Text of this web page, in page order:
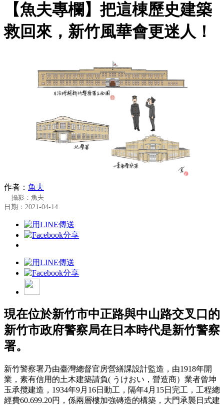
【魚夫專欄】把這棟歷史建築
救回來，新竹風華會更迷人！
作者： 魚夫
攝影：魚夫
日期：2021-04-14
現在位於新竹市中正路與中山路交叉口的
新竹市政府警察局在日本時代是新竹警察
署。
新竹警察署乃由臺灣總督官房營繕課設計監造，由1918年開
業，素有信用的土木建築請負( うけおい，營造商）業者曾坤
玉承攬建造，1934年9月16日動工，隔年4月15日完工，工程總
經費60.699.20円，係兩層樓加強磚造的構築，大門承襲日式建